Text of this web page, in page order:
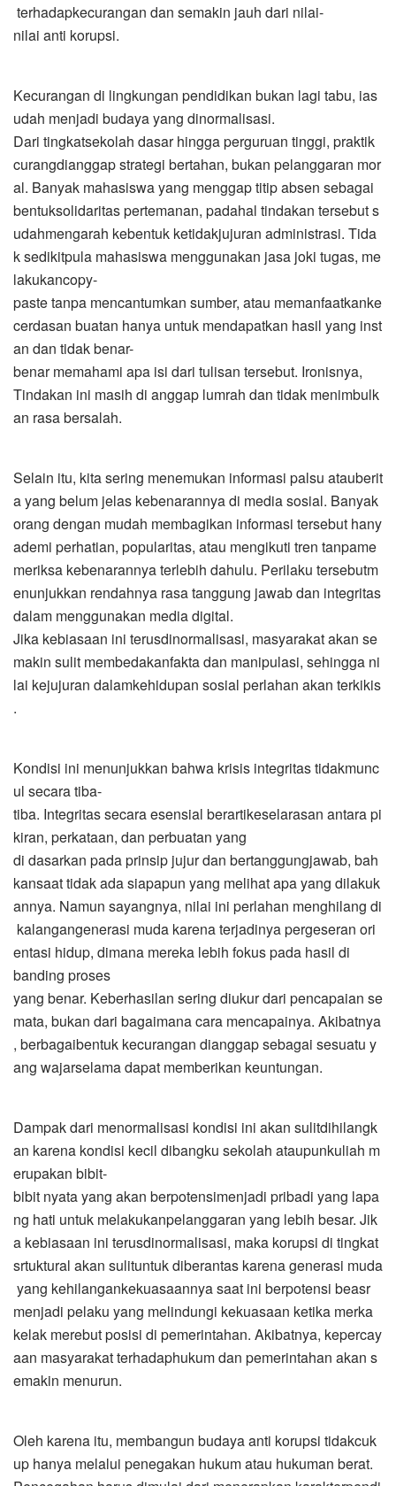
terhadapkecurangan dan semakin jauh dari nilai-
nilai anti korupsi.
Kecurangan di lingkungan pendidikan bukan lagi tabu, ias
udah menjadi budaya yang dinormalisasi.
Dari tingkatsekolah dasar hingga perguruan tinggi, praktik
curangdianggap strategi bertahan, bukan pelanggaran mor
al. Banyak mahasiswa yang menggap titip absen sebagai
bentuksolidaritas pertemanan, padahal tindakan tersebut s
udahmengarah kebentuk ketidakjujuran administrasi. Tida
k sedikitpula mahasiswa menggunakan jasa joki tugas, me
lakukancopy-
paste tanpa mencantumkan sumber, atau memanfaatkanke
cerdasan buatan hanya untuk mendapatkan hasil yang inst
an dan tidak benar-
benar memahami apa isi dari tulisan tersebut. Ironisnya,
Tindakan ini masih di anggap lumrah dan tidak menimbulk
an rasa bersalah.
Selain itu, kita sering menemukan informasi palsu atauberit
a yang belum jelas kebenarannya di media sosial. Banyak
orang dengan mudah membagikan informasi tersebut hany
ademi perhatian, popularitas, atau mengikuti tren tanpame
meriksa kebenarannya terlebih dahulu. Perilaku tersebutm
enunjukkan rendahnya rasa tanggung jawab dan integritas
dalam menggunakan media digital.
Jika kebiasaan ini terusdinormalisasi, masyarakat akan se
makin sulit membedakanfakta dan manipulasi, sehingga ni
lai kejujuran dalamkehidupan sosial perlahan akan terkikis
.
Kondisi ini menunjukkan bahwa krisis integritas tidakmunc
ul secara tiba-
tiba. Integritas secara esensial berartikeselarasan antara pi
kiran, perkataan, dan perbuatan yang
di dasarkan pada prinsip jujur dan bertanggungjawab, bah
kansaat tidak ada siapapun yang melihat apa yang dilakuk
annya. Namun sayangnya, nilai ini perlahan menghilang di
kalangangenerasi muda karena terjadinya pergeseran ori
entasi hidup, dimana mereka lebih fokus pada hasil di
banding proses
yang benar. Keberhasilan sering diukur dari pencapaian se
mata, bukan dari bagaimana cara mencapainya. Akibatnya
, berbagaibentuk kecurangan dianggap sebagai sesuatu y
ang wajarselama dapat memberikan keuntungan.
Dampak dari menormalisasi kondisi ini akan sulitdihilangk
an karena kondisi kecil dibangku sekolah ataupunkuliah m
erupakan bibit-
bibit nyata yang akan berpotensimenjadi pribadi yang lapa
ng hati untuk melakukanpelanggaran yang lebih besar. Jik
a kebiasaan ini terusdinormalisasi, maka korupsi di tingkat
srtuktural akan sulituntuk diberantas karena generasi muda
yang kehilangankekuasaannya saat ini berpotensi beasr
menjadi pelaku yang melindungi kekuasaan ketika merka
kelak merebut posisi di pemerintahan. Akibatnya, kepercay
aan masyarakat terhadaphukum dan pemerintahan akan s
emakin menurun.
Oleh karena itu, membangun budaya anti korupsi tidakcuk
up hanya melalui penegakan hukum atau hukuman berat.